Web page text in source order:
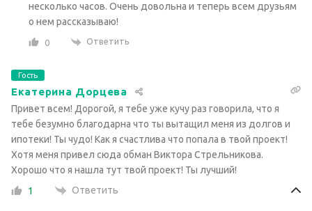
несколько часов. Очень довольна и теперь всем друзьям
о нем рассказываю!
0 Ответить
Гость
Екатерина Дорцева
Привет всем! Дорогой, я тебе уже кучу раз говорила, что я
тебе безумно благодарна что ты вытащил меня из долгов и
ипотеки! Ты чудо! Как я счастлива что попала в твой проект!
Хотя меня привел сюда обман Виктора Стрельникова.
Хорошо что я нашла тут твой проект! Ты лучший!
1
Ответить